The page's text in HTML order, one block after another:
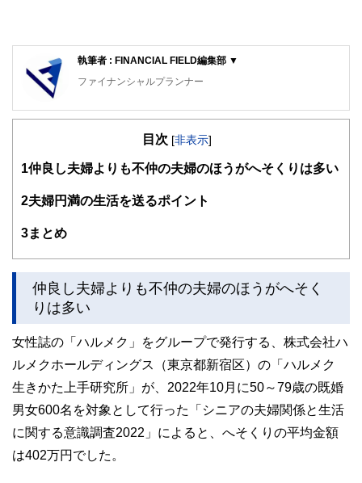
執筆者 : FINANCIAL FIELD編集部 ▼
ファイナンシャルプランナー
FinancialField編集部は、金融、経済に関する記事を、日々
知識がない方でも理解できるようわかりやすく発信していま
得者を中心に「お金や暮らし」に関する書籍・雑誌の編集経
験者で構成され、企画立案から記事掲載まですべての工程に
ドバイザー、DCプランナー、公認会計士、社会保険労務
士、行政書士、投資アナリスト、キャリアコンサルタントな
ど150名以上の有資格者を執筆者・監修者として迎え、むず
かしく感じられる年金や税金、相続、保険、ローンなどの話
をわかりやすく発信している点です。
このように編集経験豊富なメンバーと金融や経済に精通した
執筆者・監修者による執筆体制を築くことで、内容のわかり
やすさはもちろんのこと、読み応えのあるコンテンツと確か
な情報発信を実現しています。
私たちは、快適でより良い生活のアイデアを提供するお金の
コンシェルジュを目指します。
目次 [非表示]
1 仲良し夫婦よりも不仲の夫婦のほうがへそくりは多い
2夫婦円満の生活を送るポイント
3まとめ
仲良し夫婦よりも不仲の夫婦のほうがへそく
りは多い
女性誌の「ハルメク」をグループで発行する、株式会社ハ
ルメクホールディングス（東京都新宿区）の「ハルメク
生きかた上手研究所」が、2022年10月に50～79歳の既婚
男女600名を対象として行った「シニアの夫婦関係と生活
に関する意識調査2022」によると、へそくりの平均金額
は402万円でした。